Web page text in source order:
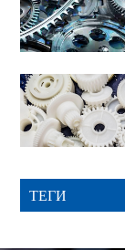
ТЕГИ